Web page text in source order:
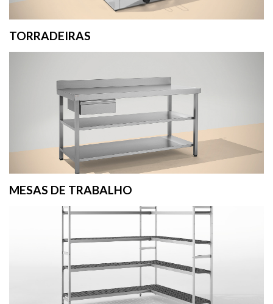
TORRADEIRAS
MESAS DE TRABALHO